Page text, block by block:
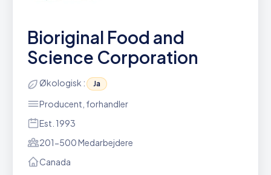
Bioriginal Food and
Science Corporation
Økologisk : Ja
Producent, forhandler
Est. 1993
201-500 Medarbejdere
Canada